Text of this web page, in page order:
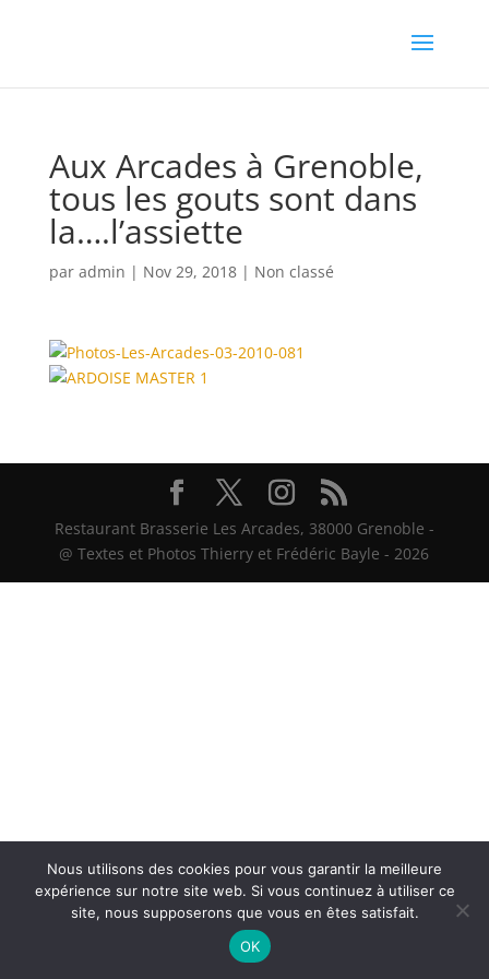
Aux Arcades à Grenoble,
tous les gouts sont dans
la….l’assiette
par admin | Nov 29, 2018| Non classé
Restaurant Brasserie Les Arcades, 38000 Grenoble -
@ Textes et Photos Thierry et Frédéric Bayle - 2026
Nous utilisons des cookies pour vous garantir la meilleure
expérience sur notre site web. Si vous continuez à utiliser ce
site, nous supposerons que vous en êtes satisfait.
OK